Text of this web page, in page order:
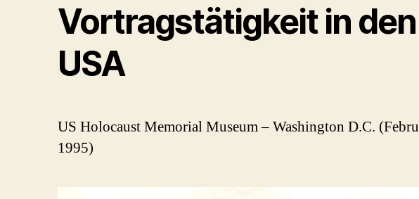
Vortragstätigkeit in den
USA
US Holocaust Memorial Museum – Washington D.C.
1995)